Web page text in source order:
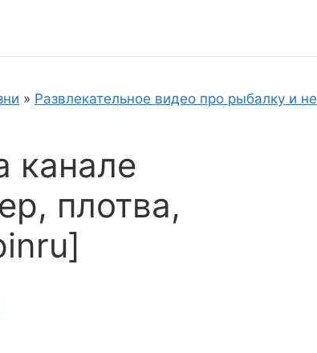
» Развлекательное видео про рыбалку и не
канале
плотва,